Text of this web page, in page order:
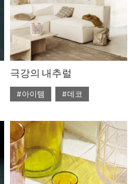
극강의 내추럴
#아이템
#데코
#6월호 뉴
#뉴
#디올
#라탄
#리넨
#우드
#의자
#자라홈
#조명
#체어
#테이블
#토즈